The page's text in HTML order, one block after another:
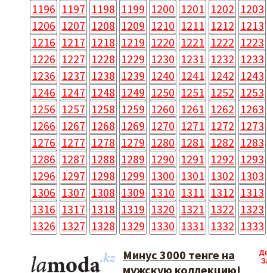
1196 1197 1198 1199 1200 1201 1202 1203
1206 1207 1208 1209 1210 1211 1212 1213
1216 1217 1218 1219 1220 1221 1222 1223
1226 1227 1228 1229 1230 1231 1232 1233
1236 1237 1238 1239 1240 1241 1242 1243
1246 1247 1248 1249 1250 1251 1252 1253
1256 1257 1258 1259 1260 1261 1262 1263
1266 1267 1268 1269 1270 1271 1272 1273
1276 1277 1278 1279 1280 1281 1282 1283
1286 1287 1288 1289 1290 1291 1292 1293
1296 1297 1298 1299 1300 1301 1302 1303
1306 1307 1308 1309 1310 1311 1312 1313
1316 1317 1318 1319 1320 1321 1322 1323
1326 1327 1328 1329 1330 1331 1332 1333
Минус 3000 тенге на
мужскую коллекцию!